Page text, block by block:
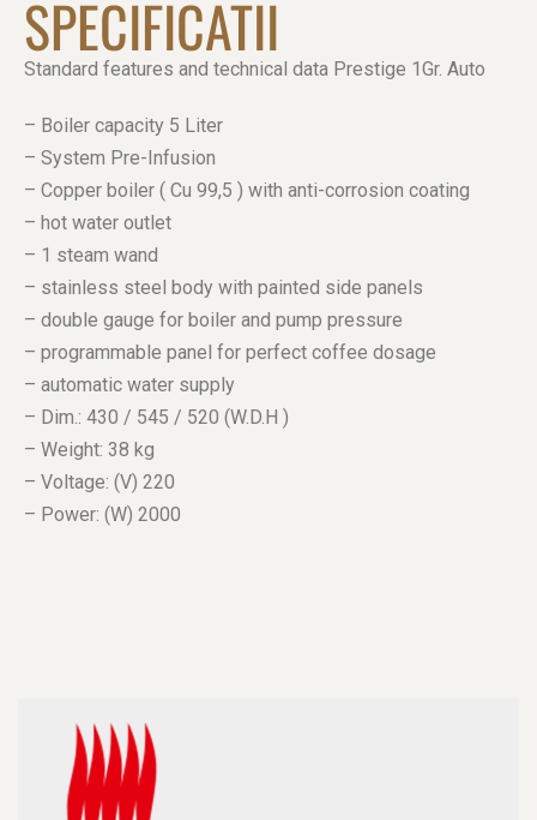
SPECIFICATII
Standard features and technical data Prestige 1Gr. Auto
– Boiler capacity 5 Liter
– System Pre-Infusion
– Copper boiler ( Cu 99,5 ) with anti-corrosion coating
– hot water outlet
– 1 steam wand
– stainless steel body with painted side panels
– double gauge for boiler and pump pressure
– programmable panel for perfect coffee dosage
– automatic water supply
– Dim.: 430 / 545 / 520 (W.D.H )
– Weight: 38 kg
– Voltage: (V) 220
– Power: (W) 2000